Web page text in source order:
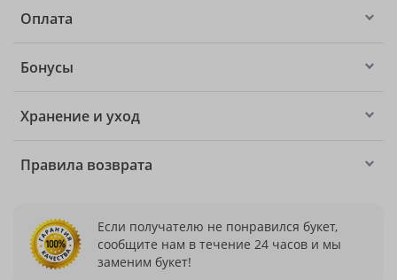
Оплата
Бонусы
Хранение и уход
Правила возврата
Если получателю не понравился букет,
сообщите нам в течение 24 часов и мы
заменим букет!